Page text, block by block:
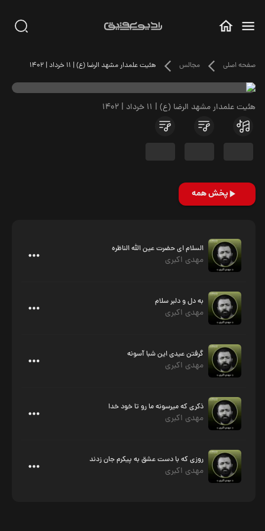
صفحه اصلی مجالس هئیت علمدار مشهد الرضا (ع) | 11 خرداد | 1402
هئیت علمدار مشهد الرضا (ع) | 11 خرداد | 1402
پخش همه
السلام ای حضرت عین الله الناظره
مهدی اکبری
به دل و دلبر سلام
مهدی اکبری
گرفتن عیدی این شبا آسونه
مهدی اکبری
ذکری که میرسونه ما رو تا خود خدا
مهدی اکبری
روزی که با دست عشق به پیکرم جان زدند
مهدی اکبری